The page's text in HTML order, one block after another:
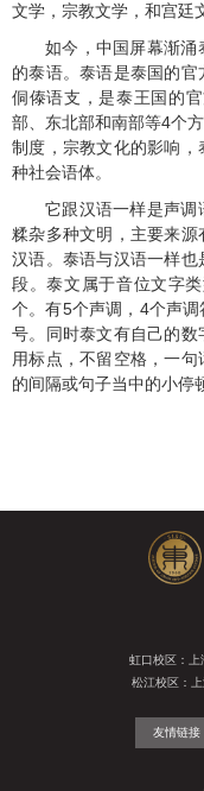
文学，宗教文学，和宫廷
如今，中国屏幕渐涌
的泰语。泰语是泰国的
侗傣语支，是泰王国的
部、东北部和南部等4个
制度，宗教文化的影响
种社会语体。
它跟汉语一样是声调
糅杂多种文明，主要来
汉语。泰语与汉语一样
段。泰文属于音位文字
个。有5个声调， 4个声调
号。同时泰文有自己的
用标点，不留空格，一
的间隔或句子当中的小停
虹口校区：上
松江校区：
友情链接